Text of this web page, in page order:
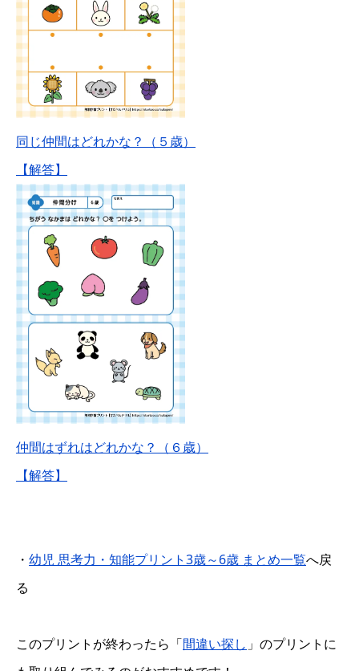
同じ仲間はどれかな？（５歳）
【解答】
仲間はずれはどれかな？（６歳）
【解答】
・ 幼児 思考力・知能プリント3歳～6歳 まとめ一覧へ戻
る
このプリントが終わったら「間違い探し 」のプリントに